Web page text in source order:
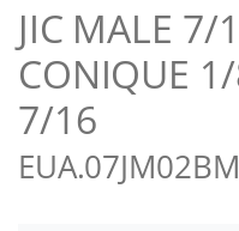
JIC MALE 7/
CONIQUE
7/16